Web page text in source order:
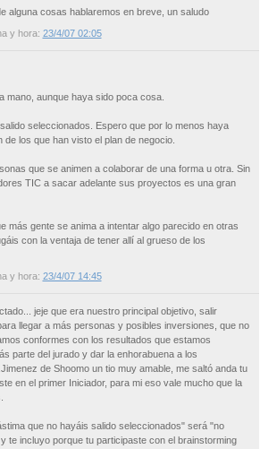
alguna cosas hablaremos en breve, un saludo
y hora: 23/4/07 02:05
mano, aunque haya sido poca cosa.
seleccionados. Espero que por lo menos haya
los que han visto el plan de negocio.
que se animen a colaborar de una forma u otra. Sin
TIC a sacar adelante sus proyectos es una gran
más gente se anima a intentar algo parecido en otras
con la ventaja de tener allí al grueso de los
y hora: 23/4/07 14:45
jeje que era nuestro principal objetivo, salir
llegar a más personas y posibles inversiones, que no
conformes con los resultados que estamos
parte del jurado y dar la enhorabuena a los
de Shoomo un tio muy amable, me saltó anda tu
en el primer Iniciador, para mi eso vale mucho que la
que no hayáis salido seleccionados" será "no
te incluyo porque tu participaste con el brainstorming